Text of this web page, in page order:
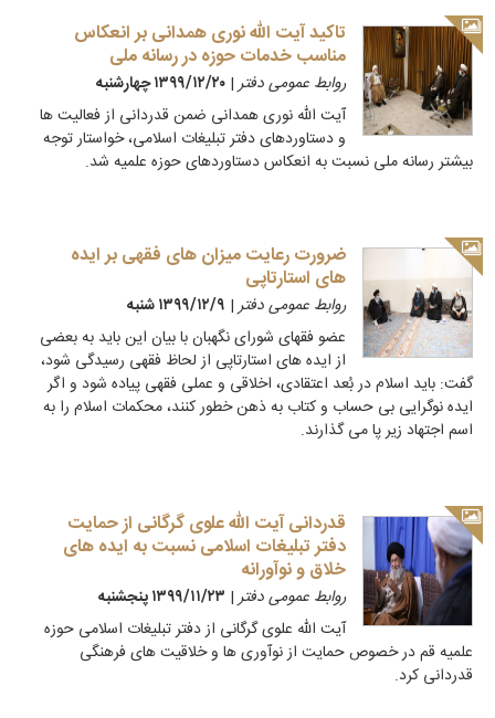
تاکید آیت الله نوری همدانی بر انعکاس
مناسب خدمات حوزه در رسانه ملی
روابط عمومی دفتر| ۱۳۹۹/۱۲/۲۰ چهارشنبه
آیت الله نوری همدانی ضمن قدردانی از فعالیت ها
و دستاوردهای دفتر تبلیغات اسلامی، خواستار توجه
بیشتر رسانه ملی نسبت به انعکاس دستاوردهای حوزه علمیه شد.
ضرورت رعایت میزان های فقهی بر ایده
های استارتاپی
روابط عمومی دفتر| ۱۳۹۹/۱۲/۹ شنبه
عضو فقهای شورای نگهبان با بیان این باید به بعضی
از ایده های استارتاپی از لحاظ فقهی رسیدگی شود،
گفت: باید اسلام در بُعد اعتقادی، اخلاقی و عملی فقهی پیاده شود و اگر
ایده نوگرایی بی حساب و کتاب به ذهن خطور کنند، محکمات اسلام را به
اسم اجتهاد زیر پا می گذارند.
قدردانی آیت الله علوی گرگانی از حمایت
دفتر تبلیغات اسلامی نسبت به ایده های
خلاق و نوآورانه
روابط عمومی دفتر| ۱۳۹۹/۱۱/۲۳ پنجشنبه
آیت الله علوی گرگانی از دفتر تبلیغات اسلامی حوزه
علمیه قم در خصوص حمایت از نوآوری ها و خلاقیت های فرهنگی
قدردانی کرد.